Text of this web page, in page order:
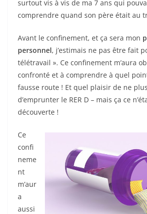
surtout vis à vis de ma 7 ans qui
comprendre quand son père était au
Avant le confinement, et ça sera mon
personnel, j’estimais ne pas être fait
télétravail ». Ce confinement m’aura
confronté et à comprendre à quel
fausse route ! Et quel plaisir de ne
d’emprunter le RER D – mais ça ce
découverte !
Ce
confi
neme
nt
m’aur
a
aussi